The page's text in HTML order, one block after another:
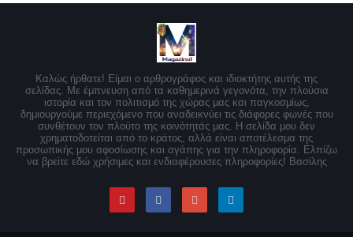
Καλώς ήρθατε! Είμαι ο αρθρογράφος και ιδιοκτήτης αυτής της
σελίδας. Με έμπνευση από τα καθημερινά γεγονότα, την πλούσια
ιστορία και τον πολιτισμό της χώρας μας και παγκοσμίως,
δημιουργούμε περιεχόμενο που αναδεικνύει τις διάφορες φωνές που
συνθέτουν τον πλούτο της κοινότητάς μας. Η σελίδα μου δεν
χρηματοδοτείται από το κράτος, αλλά είναι αποτέλεσμα της
προσωπικής μου αφοσίωσης και αγάπης για την πληροφορία. Ελπίζω
να βρείτε εδώ χρήσιμες και ενδιαφέρουσες πληροφορίες! Βασίλης